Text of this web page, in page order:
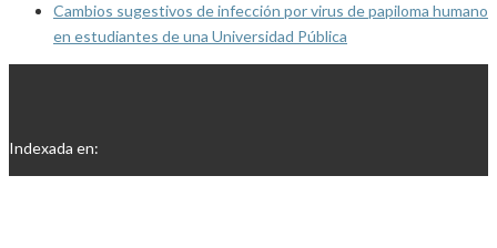
Cambios sugestivos de infección por virus de papiloma humano
en estudiantes de una Universidad Pública
Indexada en: